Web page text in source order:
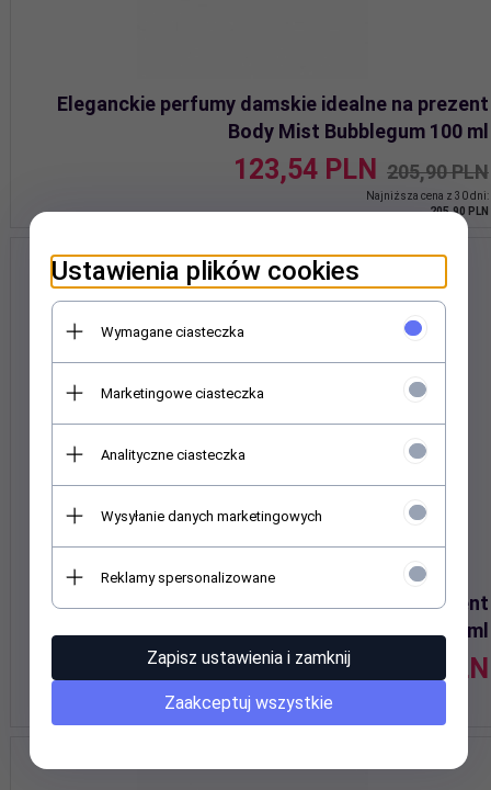
Eleganckie perfumy damskie idealne na prezent
Body Mist Bubblegum 100 ml
123,54 PLN 205,90 PLN
Najniższa cena z 30 dni:
205.90 PLN
Eleganckie perfumy damskie idealne na prezent
Aphrodisia Body Mist 100 ml
152, PLN
Ustawienia plików cookies
Wymagane ciasteczka
Marketingowe ciasteczka
Analityczne ciasteczka
Wysyłanie danych marketingowych
Reklamy spersonalizowane
Zapisz ustawienia i zamknij
Zaakceptuj wszystkie